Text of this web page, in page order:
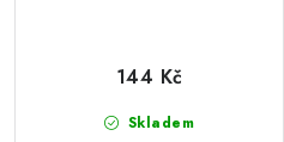
Skladem
144 Kč